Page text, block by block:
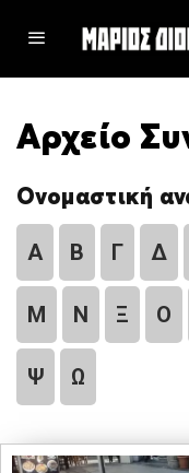
Αρχείο
Ονομαστική
Α Β Γ Δ
Μ Ν Ξ Ο
Ψ Ω